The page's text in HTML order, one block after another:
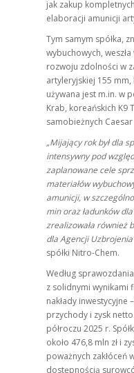
jak zakup
elaboracji amunicji
Tym samym spółka,
wybuchowych,
rozwoju zdolności w
artyleryjskiej 155
używana jest m.in. w
Krab, koreańskich K9
samobieżnych
„Mijający rok był dla
intensywny pod
zaplanowane cele
materiałów
amunicji, w
min oraz ładunków dla
zrealizowała również
dla Agencji
spółki Nitro-Chem.
Według
z solidnymi wynikami
nakłady
przychody i zysk
półroczu 2025 r.
około 476,8 mln zł i
poważnych zakłóceń
dostępnością